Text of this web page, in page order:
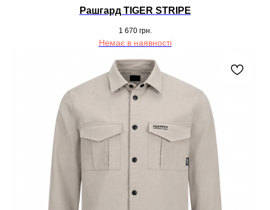
Рашгард TIGER STRIPE
1 670 грн.
Немає в наявності
КУРТКИ
КОФТИ
ШОРТИ
БАЛАКЛАВИ
АКСЕСУАРИ